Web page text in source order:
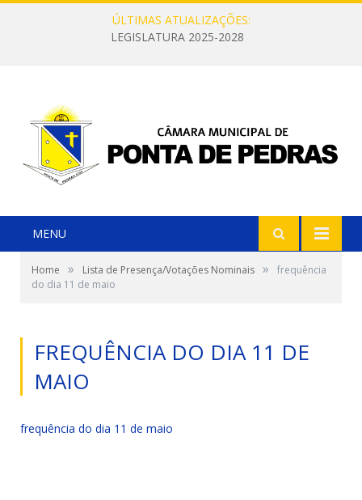
ÚLTIMAS ATUALIZAÇÕES:
LEGISLATURA 2025-2028
MENU
Home » Lista de Presença/Votações Nominais »
frequência
do dia 11 de maio
FREQUÊNCIA DO DIA 11 DE
MAIO
frequência do dia 11 de maio